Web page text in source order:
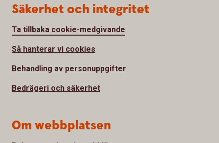
Säkerhet och integritet
Ta tillbaka cookie-medgivande
Så hanterar vi cookies
Behandling av personuppgifter
Bedrägeri och säkerhet
Om webbplatsen